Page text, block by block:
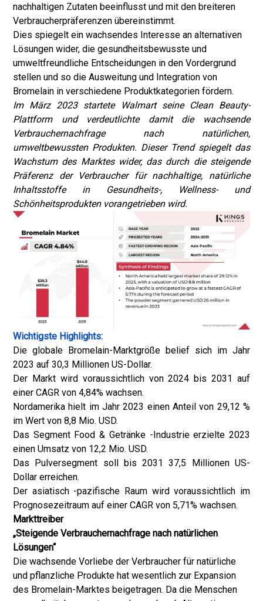
nachhaltigen Zutaten beeinflusst und mit den breiteren
Verbraucherpräferenzen übereinstimmt.
Dies spiegelt ein wachsendes Interesse an alternativen
Lösungen wider, die gesundheitsbewusste und
umweltfreundliche Entscheidungen in den Vordergrund
stellen und so die Ausweitung und Integration von
Bromelain in verschiedene Produktkategorien fördern.
Im März 2023 startete Walmart seine Clean Beauty-
Plattform und verdeutlichte damit die wachsende
Verbrauchernachfrage nach natürlichen,
umweltbewussten Produkten. Dieser Trend spiegelt das
Wachstum des Marktes wider, das durch die steigende
Präferenz der Verbraucher für nachhaltige, natürliche
Inhaltsstoffe in Gesundheits-, Wellness- und
Schönheitsprodukten vorangetrieben wird.
Wichtigste Highlights:
Die globale Bromelain-Marktgröße belief sich im Jahr
2023 auf 30,3 Millionen US-Dollar.
Der Markt wird voraussichtlich von 2024 bis 2031 auf
einer CAGR von 4,84% wachsen.
Nordamerika hielt im Jahr 2023 einen Anteil von 29,12 %
im Wert von 8,8 Mio. USD.
Das Segment Food & Getränke -Industrie erzielte 2023
einen Umsatz von 12,2 Mio. USD.
Das Pulversegment soll bis 2031 37,5 Millionen US-
Dollar erreichen.
Der asiatisch -pazifische Raum wird voraussichtlich im
Prognosezeitraum auf einer CAGR von 5,71% wachsen.
Markttreiber
„Steigende Verbrauchernachfrage nach natürlichen
Lösungen“
Die wachsende Vorliebe der Verbraucher für natürliche
und pflanzliche Produkte hat wesentlich zur Expansion
des Bromelain-Marktes beigetragen. Da die Menschen